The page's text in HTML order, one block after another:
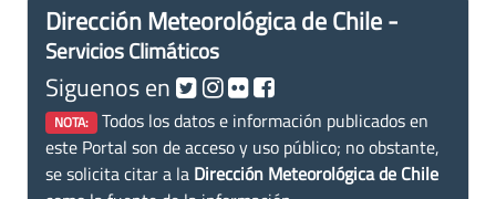
Dirección Meteorológica de Chile -
Servicios Climáticos
Siguenos en
NOTA: Todos los datos e información publicados en
este Portal son de acceso y uso público; no obstante,
se solicita citar a la Dirección Meteorológica de Chile